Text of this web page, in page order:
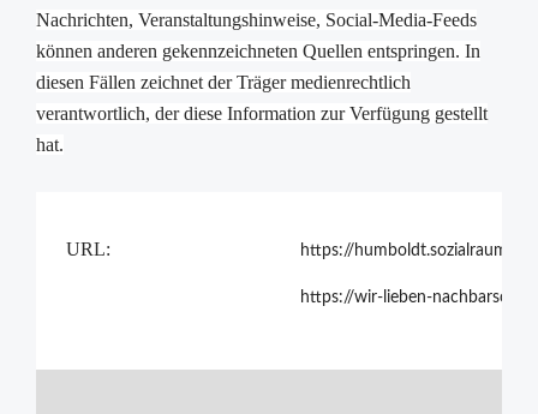
Nachrichten, Veranstaltungshinweise, Social-Media-Feeds
können anderen gekennzeichneten Quellen entspringen. In
diesen Fällen zeichnet der Träger medienrechtlich
verantwortlich, der diese Information zur Verfügung gestellt
hat.
URL: https://
https://wir-lieben-